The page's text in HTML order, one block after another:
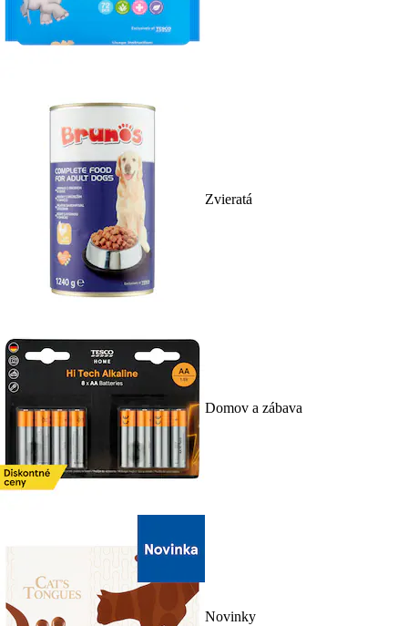
Zvieratá
Domov a zábava
Novinky